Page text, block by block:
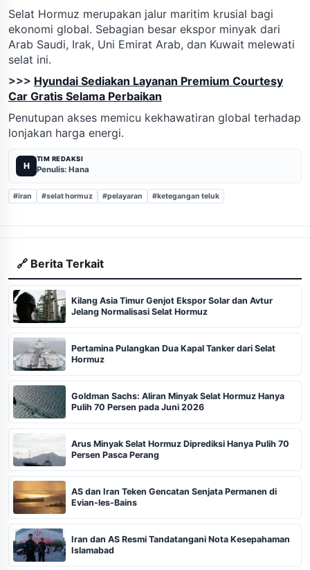
Selat Hormuz merupakan jalur maritim krusial bagi
ekonomi global. Sebagian besar ekspor minyak dari
Arab Saudi, Irak, Uni Emirat Arab, dan Kuwait melewati
selat ini.
>>> Hyundai Sediakan Layanan Premium Courtesy
Car Gratis Selama Perbaikan
Penutupan akses memicu kekhawatiran global terhadap
lonjakan harga energi.
H
TIM REDAKSI
Penulis: Hana
#iran #selat hormuz #pelayaran #ketegangan teluk
🔗 Berita Terkait
Kilang Asia Timur Genjot Ekspor Solar dan Avtur
Jelang Normalisasi Selat Hormuz
Pertamina Pulangkan Dua Kapal Tanker dari Selat
Hormuz
Goldman Sachs: Aliran Minyak Selat Hormuz Hanya
Pulih 70 Persen pada Juni 2026
Arus Minyak Selat Hormuz Diprediksi Hanya Pulih 70
Persen Pasca Perang
AS dan Iran Teken Gencatan Senjata Permanen di
Evian-les-Bains
Iran dan AS Resmi Tandatangani Nota Kesepahaman
Islamabad